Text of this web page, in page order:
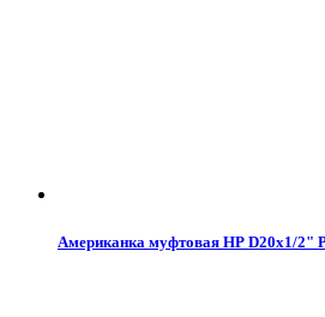
Американка муфтовая НР D20x1/2"